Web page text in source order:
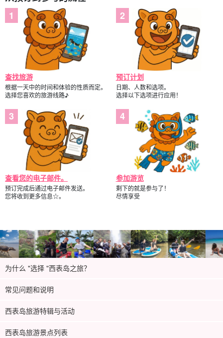
查找旅游
根据一天中的时间和体验的性质而定。
选择您喜欢的旅游线路♪
预订计划
日期、人数和选项。
选择以下选项进行应用！
查看您的电子邮件。
预订完成后通过电子邮件发送。
您将收到更多信息☆。
参加游览
剩下的就是参与了！
尽情享受
为什么 "选择 "西表岛之旅？
常见问题和说明
西表岛旅游特辑与活动
西表岛旅游景点列表